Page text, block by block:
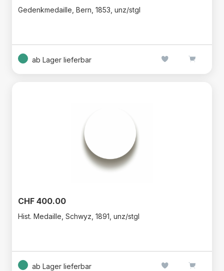
Gedenkmedaille, Bern, 1853, unz/stgl
ab Lager lieferbar
CHF 400.00
Hist. Medaille, Schwyz, 1891, unz/stgl
ab Lager lieferbar